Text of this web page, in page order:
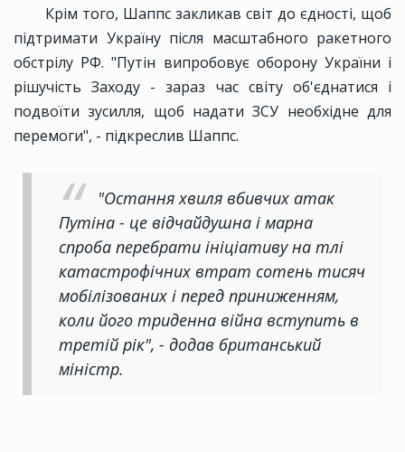
Крім того, Шаппс закликав світ до єдності, щоб
підтримати Україну після масштабного ракетного
обстрілу РФ. "Путін випробовує оборону України і
рішучість Заходу - зараз час світу об'єднатися і
подвоїти зусилля, щоб надати ЗСУ необхідне для
перемоги", - підкреслив Шаппс.
"Остання хвиля вбивчих атак
Путіна - це відчайдушна і марна
спроба перебрати ініціативу на тлі
катастрофічних втрат сотень тисяч
мобілізованих і перед приниженням,
коли його триденна війна вступить в
третій рік", - додав британський
міністр.